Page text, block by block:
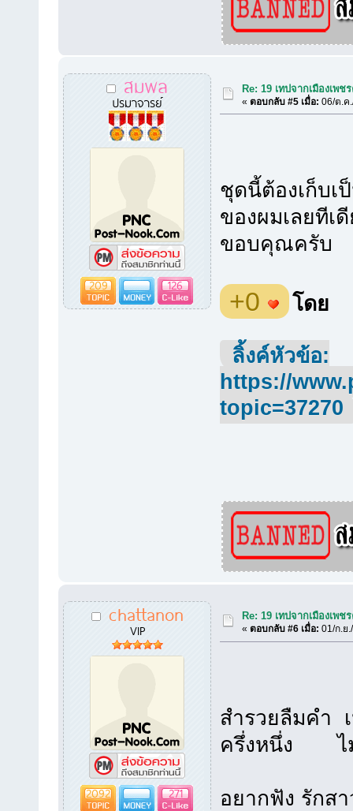
สมพล
ปรมาจารย์
209 126
Re: 19 เทปจากเมืองเพ
«ตอบกลับ #5 เมื่อ: 06/ต.ค
ชุดนี้ต้องเก็บเ
ของผมเลยทีเ
ขอบคุณครับ
+0 โดย
ลิ้งค์หัวข้อ:
https://
topic=37270
chattanon
VIP
2092 271
Re: 19 เทปจากเมืองเพ
«ตอบกลับ #6 เมื่อ: 01/ก.ย
สำรวยลืมคำ
ครึ่งหนึ่ง ไม่
อยากฟัง รักส